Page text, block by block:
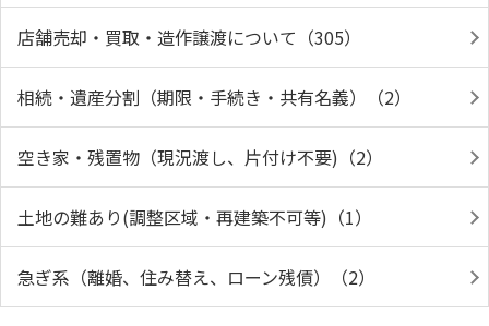
店舗売却・買取・造作譲渡について（305）
相続・遺産分割（期限・手続き・共有名義）（2）
空き家・残置物（現況渡し、片付け不要)（2）
土地の難あり(調整区域・再建築不可等)（1）
急ぎ系（離婚、住み替え、ローン残債）（2）